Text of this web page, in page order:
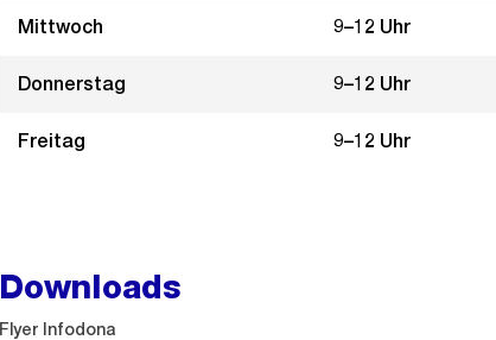
Mittwoch 9–12 Uhr
Donnerstag 9–12 Uhr
Freitag 9–12 Uhr
Downloads
Flyer Infodona